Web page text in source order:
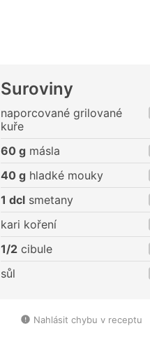
Suroviny
naporcované grilované
kuře
60 g másla
40 g hladké mouky
1 dcl smetany
kari koření
1/2 cibule
sůl
Nahlásit chybu v receptu